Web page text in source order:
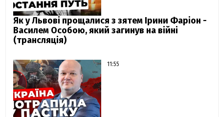
Як у Львові прощалися з зятем Ірини Фаріон -
Василем Особою, який загинув на війні
(трансляція)
11:55